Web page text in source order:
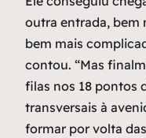
outra entrada, bem
bem mais
contou. “Mas
filas nos 18 pontos
transversais à
formar por volta